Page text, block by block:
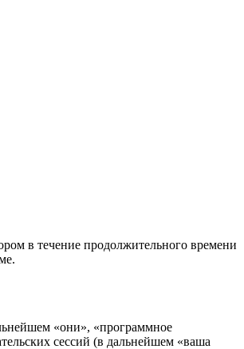
в течение продолжительного времени
«они», «программное
сессий (в дальнейшем «ваша